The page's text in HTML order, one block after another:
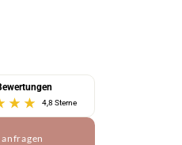
4,8 Sterne